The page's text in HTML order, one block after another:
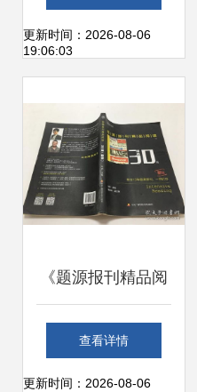
刷解决方案
更新时间：2026-08-06
19:06:03
《题源报刊精品阅
读30篇 精读“健身
器材”之奥秘》
查看详情
更新时间：2026-08-06